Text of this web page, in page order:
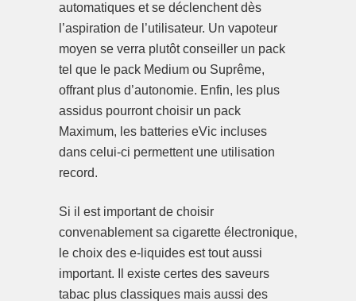
automatiques et se déclenchent dès
l’aspiration de l’utilisateur. Un vapoteur
moyen se verra plutôt conseiller un pack
tel que le pack Medium ou Suprême,
offrant plus d’autonomie. Enfin, les plus
assidus pourront choisir un pack
Maximum, les batteries eVic incluses
dans celui-ci permettent une utilisation
record.
Si il est important de choisir
convenablement sa cigarette électronique,
le choix des e-liquides est tout aussi
important. Il existe certes des saveurs
tabac plus classiques mais aussi des